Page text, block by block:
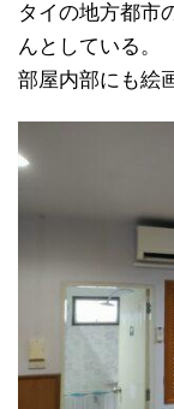
タイの地方都市
んとしている。
部屋内部にも絵